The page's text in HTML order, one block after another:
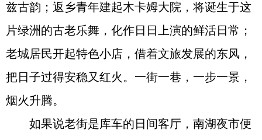
兹古韵；返乡青年建起木卡姆大院，将诞生于这
片绿洲的古老乐舞，化作日日上演的鲜活日常；
老城居民开起特色小店，借着文旅发展的东风，
把日子过得安稳又红火。一街一巷，一步一景，
烟火升腾。
如果说老街是库车的日间客厅，南湖夜市便